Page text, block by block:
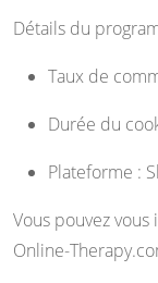
Détails du
Taux de
Durée du
Plateforme :
Vous pouvez
Online-